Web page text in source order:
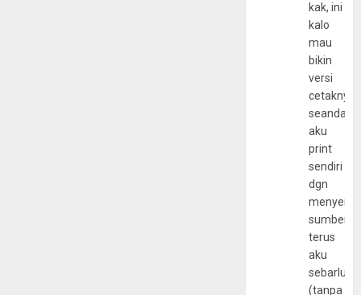
kak, ini
kalo
mau
bikin
versi
cetaknya
aku
print
sendiri
dgn
sumber
terus
aku
(tanpa